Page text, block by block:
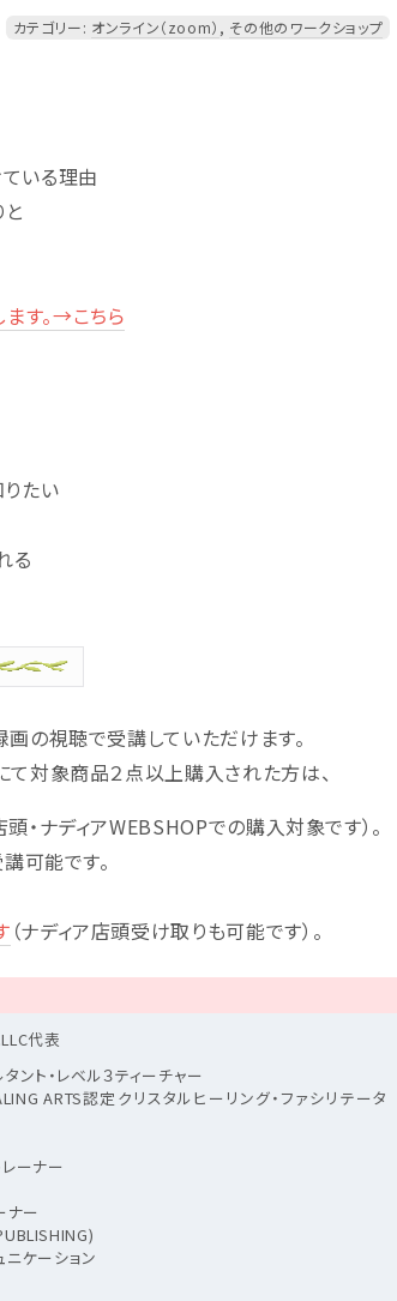
カテゴリー: オンライン（zoom） , その他のワークショップ
いる理由
す。→こちら
たい
る
の視聴で受講していただけます。
対象商品２点以上購入された方は、
・ナディアWEBSHOPでの購入対象です）。
可能です。
（ナディア店頭受け取りも可能です）。
代表
ント・レベル３ティーチャー
ARTS認定クリスタルヒーリング・ファシリテータ
ーナー
ナー
ニケーション